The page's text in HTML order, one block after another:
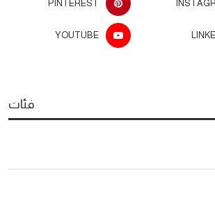
PINTEREST
YOUTUBE
فئات